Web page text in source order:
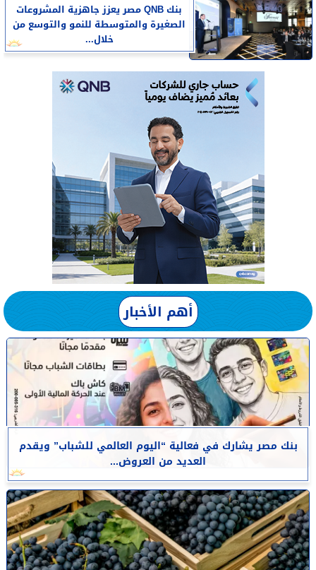
بنك QNB مصر يعزز جاهزية المشروعات
الصغيرة والمتوسطة للنمو والتوسع من
خلال...
أهم الأخبار
بنك مصر يشارك في فعالية “اليوم العالمي للشباب” ويقدم
العديد من العروض...